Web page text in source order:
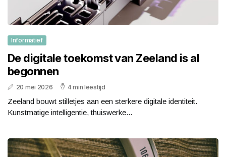
Informatief
De digitale toekomst van Zeeland is al
begonnen
20 mei 2026 4 min leestijd
Zeeland bouwt stilletjes aan een sterkere digitale identiteit.
Kunstmatige intelligentie, thuiswerke...